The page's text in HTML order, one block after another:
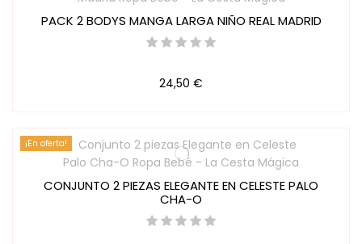
PACK 2 BODYS MANGA LARGA NIÑO REAL MADRID
24,50 €
¡En oferta!
CONJUNTO 2 PIEZAS ELEGANTE EN CELESTE PALO
CHA-O